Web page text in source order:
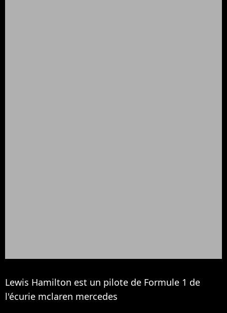
Lewis Hamilton est un pilote de Formule 1 de
l'écurie mclaren mercedes